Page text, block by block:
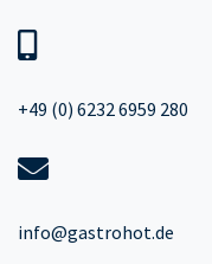
+49 (0) 6232 6959 280
info@gastrohot.de